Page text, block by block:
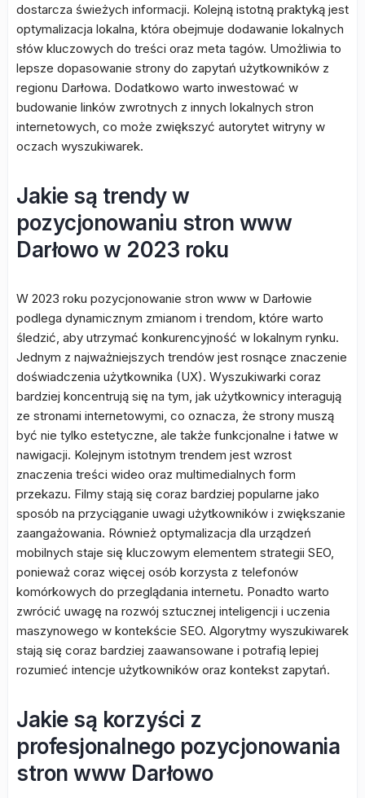
dostarcza świeżych informacji. Kolejną istotną praktyką jest
optymalizacja lokalna, która obejmuje dodawanie lokalnych
słów kluczowych do treści oraz meta tagów. Umożliwia to
lepsze dopasowanie strony do zapytań użytkowników z
regionu Darłowa. Dodatkowo warto inwestować w
budowanie linków zwrotnych z innych lokalnych stron
internetowych, co może zwiększyć autorytet witryny w
oczach wyszukiwarek.
Jakie są trendy w
pozycjonowaniu stron www
Darłowo w 2023 roku
W 2023 roku pozycjonowanie stron www w Darłowie
podlega dynamicznym zmianom i trendom, które warto
śledzić, aby utrzymać konkurencyjność w lokalnym rynku.
Jednym z najważniejszych trendów jest rosnące znaczenie
doświadczenia użytkownika (UX). Wyszukiwarki coraz
bardziej koncentrują się na tym, jak użytkownicy interagują
ze stronami internetowymi, co oznacza, że strony muszą
być nie tylko estetyczne, ale także funkcjonalne i łatwe w
nawigacji. Kolejnym istotnym trendem jest wzrost
znaczenia treści wideo oraz multimedialnych form
przekazu. Filmy stają się coraz bardziej popularne jako
sposób na przyciąganie uwagi użytkowników i zwiększanie
zaangażowania. Również optymalizacja dla urządzeń
mobilnych staje się kluczowym elementem strategii SEO,
ponieważ coraz więcej osób korzysta z telefonów
komórkowych do przeglądania internetu. Ponadto warto
zwrócić uwagę na rozwój sztucznej inteligencji i uczenia
maszynowego w kontekście SEO. Algorytmy wyszukiwarek
stają się coraz bardziej zaawansowane i potrafią lepiej
rozumieć intencje użytkowników oraz kontekst zapytań.
Jakie są korzyści z
profesjonalnego pozycjonowania
stron www Darłowo